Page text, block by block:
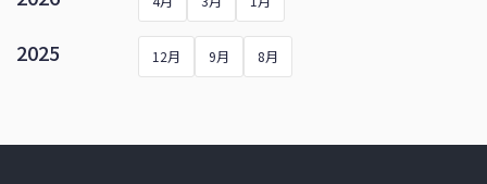
2025 12月 9月 8月